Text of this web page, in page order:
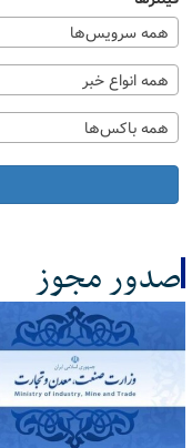
همه سرویس‌ها
همه انواع خبر
همه باکس‌ها
صدور مجوز
کل اخبار:2